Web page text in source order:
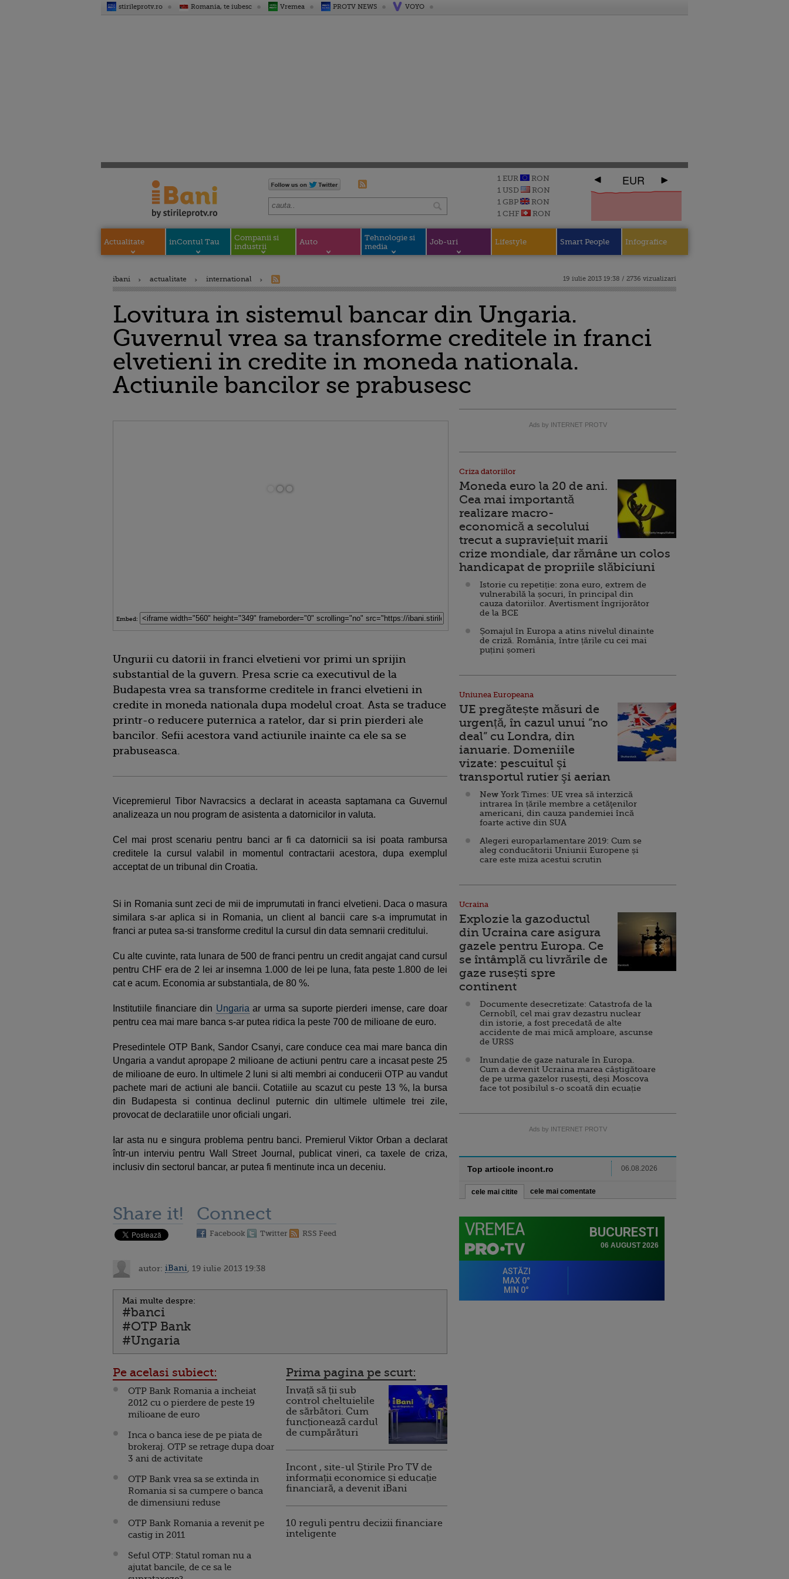
stirileprotv.ro Romania, te iubesc Vremea PROTV NEWS VOYO
1 EUR
RON
1 USD
RON
1 GBP
RON
1 CHF
RON
EUR
Actualitate inContul Tau
Companii si
industrii
Auto
Tehnologie si
media
Job-uri Lifestyle Smart People Infografice
ibani actualitate international 19 iulie 2013 19:38 / 2736 vizualizari
Lovitura in sistemul bancar din Ungaria.
Guvernul vrea sa transforme creditele in franci
elvetieni in credite in moneda nationala.
Actiunile bancilor se prabusesc
Embed:
Ungurii cu datorii in franci elvetieni vor primi un sprijin
substantial de la guvern. Presa scrie ca executivul de la
Budapesta vrea sa transforme creditele in franci elvetieni in
credite in moneda nationala dupa modelul croat. Asta se traduce
printr-o reducere puternica a ratelor, dar si prin pierderi ale
bancilor. Sefii acestora vand actiunile inainte ca ele sa se
prabuseasca.
Vicepremierul Tibor Navracsics a declarat in aceasta saptamana ca Guvernul
analizeaza un nou program de asistenta a datornicilor in valuta.
Cel mai prost scenariu pentru banci ar fi ca datornicii sa isi poata rambursa
creditele la cursul valabil in momentul contractarii acestora, dupa exemplul
acceptat de un tribunal din Croatia.
Si in Romania sunt zeci de mii de imprumutati in franci elvetieni. Daca o masura
similara s-ar aplica si in Romania, un client al bancii care s-a imprumutat in
franci ar putea sa-si transforme creditul la cursul din data semnarii creditului.
Cu alte cuvinte, rata lunara de 500 de franci pentru un credit angajat cand cursul
pentru CHF era de 2 lei ar insemna 1.000 de lei pe luna, fata peste 1.800 de lei
cat e acum. Economia ar substantiala, de 80 %.
Institutiile financiare din Ungaria ar urma sa suporte pierderi imense, care doar
pentru cea mai mare banca s-ar putea ridica la peste 700 de milioane de euro.
Presedintele OTP Bank, Sandor Csanyi, care conduce cea mai mare banca din
Ungaria a vandut apropape 2 milioane de actiuni pentru care a incasat peste 25
de milioane de euro. In ultimele 2 luni si alti membri ai conducerii OTP au vandut
pachete mari de actiuni ale bancii. Cotatiile au scazut cu peste 13 %, la bursa
din Budapesta si continua declinul puternic din ultimele ultimele trei zile,
provocat de declaratiile unor oficiali ungari.
Iar asta nu e singura problema pentru banci. Premierul Viktor Orban a declarat
într-un interviu pentru Wall Street Journal, publicat vineri, ca taxele de criza,
inclusiv din sectorul bancar, ar putea fi mentinute inca un deceniu.
Share it! Connect
Facebook Twitter RSS Feed
autor: iBani , 19 iulie 2013 19:38
Mai multe despre:
#banci
#OTP Bank
#Ungaria
Pe acelasi subiect:
OTP Bank Romania a incheiat
2012 cu o pierdere de peste 19
milioane de euro
Inca o banca iese de pe piata de
brokeraj. OTP se retrage dupa doar
3 ani de activitate
OTP Bank vrea sa se extinda in
Romania si sa cumpere o banca
de dimensiuni reduse
OTP Bank Romania a revenit pe
castig in 2011
Seful OTP: Statul roman nu a
ajutat bancile, de ce sa le
Prima pagina pe scurt:
Invață să ții sub
control cheltuielile
de sărbători. Cum
funcționează cardul
de cumpărături
Incont , site-ul Știrile Pro TV de
informații economice și educație
financiară, a devenit iBani
10 reguli pentru decizii financiare
inteligente
Ads by INTERNET PROTV
Criza datoriilor
Moneda euro la 20 de ani.
Cea mai importantă
realizare macro-
economică a secolului
trecut a supraviețuit marii
crize mondiale, dar rămâne un colos
handicapat de propriile slăbiciuni
Istorie cu repetiție: zona euro, extrem de
vulnerabilă la șocuri, în principal din
cauza datoriilor. Avertisment îngrijorător
de la BCE
Șomajul în Europa a atins nivelul dinainte
de criză. România, între țările cu cei mai
puțini șomeri
Uniunea Europeana
UE pregătește măsuri de
urgență, în cazul unui ”no
deal” cu Londra, din
ianuarie. Domeniile
vizate: pescuitul şi
transportul rutier şi aerian
New York Times: UE vrea să interzică
intrarea în țările membre a cetăţenilor
americani, din cauza pandemiei încă
foarte active din SUA
Alegeri europarlamentare 2019: Cum se
aleg conducătorii Uniunii Europene și
care este miza acestui scrutin
Ucraina
Explozie la gazoductul
din Ucraina care asigura
gazele pentru Europa. Ce
se întâmplă cu livrările de
gaze rusești spre
continent
Documente desecretizate: Catastrofa de la
Cernobîl, cel mai grav dezastru nuclear
din istorie, a fost precedată de alte
accidente de mai mică amploare, ascunse
de URSS
Inundație de gaze naturale în Europa.
Cum a devenit Ucraina marea câștigătoare
de pe urma gazelor rusești, deși Moscova
face tot posibilul s-o scoată din ecuație
Ads by INTERNET PROTV
Top articole incont.ro 06.08.2026
cele mai citite cele mai comentate